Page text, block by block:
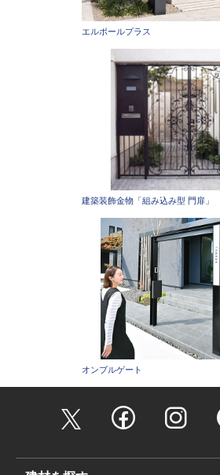
エルポールプラス
建築装飾金物「組み込み型 門扉」
オンブルゲート